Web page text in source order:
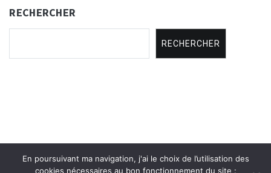
RECHERCHER
RECHERCHER
Copyright © 2021 Concertina Rencontres .
En poursuivant ma navigation, j'ai le choix de l’utilisation des
cookies nécessaires au bon fonctionnement du site :